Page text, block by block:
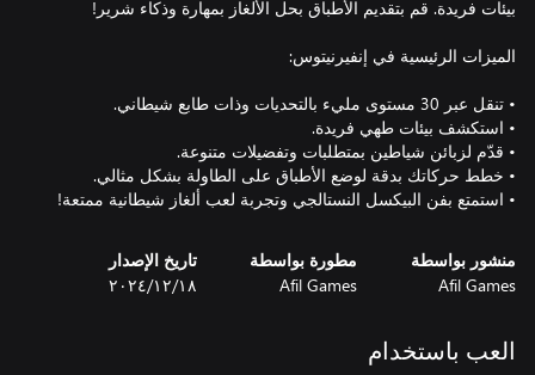
• استمتع بفن البيكسل النستالجي وتجربة لعب ألغاز شيطانية ممتعة!
منشور بواسطة
Afil Games
مطورة بواسطة
Afil Games
تاريخ الإصدار
١٨‏/١٢‏/٢٠٢٤
العب باستخدام